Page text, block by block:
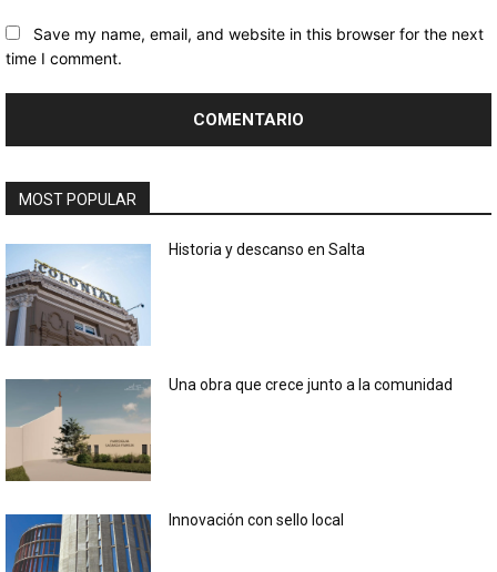
Save my name, email, and website in this browser for the next
time I comment.
MOST POPULAR
Historia y descanso en Salta
Una obra que crece junto a la comunidad
Innovación con sello local